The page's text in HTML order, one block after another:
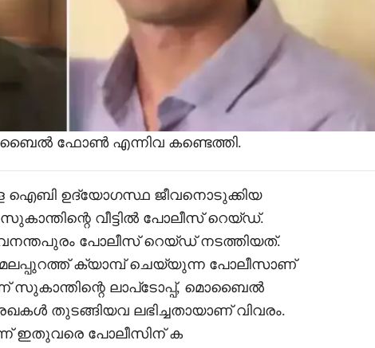
ഫോൺ എന്നിവ കണ്ടെത്തി.
ഐബി ഉദ്യോഗസ്ഥ ജീവനൊടുക്കിയ
വീട്ടിൽ പോലീസ് റെയ്ഡ്.
പോലീസ് റെയ്ഡ് നടത്തിയത്.
മലപ്പുറത്ത് ക്യാമ്പ് ചെയ്യുന്ന പോലീസാണ്
സുകാന്തിന്റെ ലാപ്‌ടോപ്പ്, മൊബൈൽ
തുടങ്ങിയവ ലഭിച്ചതായാണ് വിവരം.
ഇതുവരെ പോലീസിന് ക